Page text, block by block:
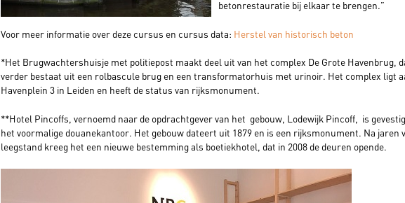
betonrestauratie bij elkaar te brengen.”
Voor meer informatie over deze cursus en cursus data: Herstel van historisch beton
*Het Brugwachtershuisje met politiepost maakt deel uit van het complex De Grote Havenbrug,
verder bestaat uit een rolbascule brug en een transformatorhuis met urinoir. Het complex ligt
Havenplein 3 in Leiden en heeft de status van rijksmonument.
**Hotel Pincoffs, vernoemd naar de opdrachtgever van het gebouw, Lodewijk Pincoff, is
het voormalige douanekantoor. Het gebouw dateert uit 1879 en is een rijksmonument. Na jaren
leegstand kreeg het een nieuwe bestemming als boetiekhotel, dat in 2008 de deuren opende.